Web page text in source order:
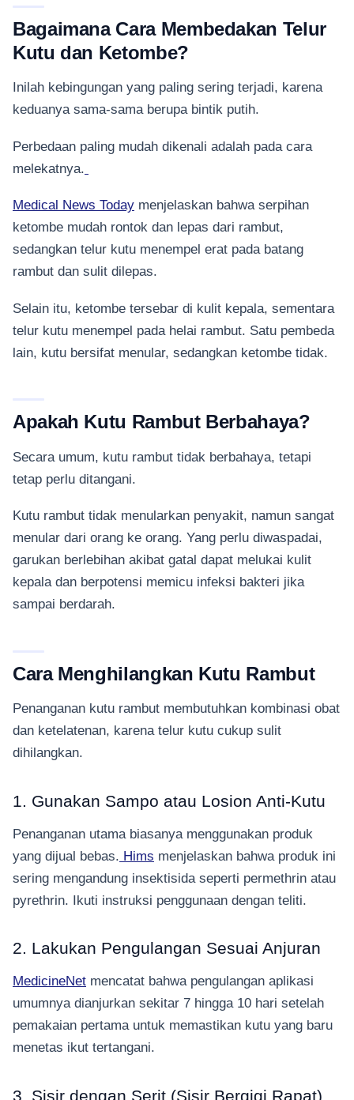
Bagaimana Cara Membedakan Telur
Kutu dan Ketombe?
Inilah kebingungan yang paling sering terjadi, karena
keduanya sama-sama berupa bintik putih.
Perbedaan paling mudah dikenali adalah pada cara
melekatnya.
Medical News Today menjelaskan bahwa serpihan
ketombe mudah rontok dan lepas dari rambut,
sedangkan telur kutu menempel erat pada batang
rambut dan sulit dilepas.
Selain itu, ketombe tersebar di kulit kepala, sementara
telur kutu menempel pada helai rambut. Satu pembeda
lain, kutu bersifat menular, sedangkan ketombe tidak.
Apakah Kutu Rambut Berbahaya?
Secara umum, kutu rambut tidak berbahaya, tetapi
tetap perlu ditangani.
Kutu rambut tidak menularkan penyakit, namun sangat
menular dari orang ke orang. Yang perlu diwaspadai,
garukan berlebihan akibat gatal dapat melukai kulit
kepala dan berpotensi memicu infeksi bakteri jika
sampai berdarah.
Cara Menghilangkan Kutu Rambut
Penanganan kutu rambut membutuhkan kombinasi obat
dan ketelatenan, karena telur kutu cukup sulit
dihilangkan.
1. Gunakan Sampo atau Losion Anti-Kutu
Penanganan utama biasanya menggunakan produk
yang dijual bebas. Hims menjelaskan bahwa produk ini
sering mengandung insektisida seperti permethrin atau
pyrethrin. Ikuti instruksi penggunaan dengan teliti.
2. Lakukan Pengulangan Sesuai Anjuran
MedicineNet mencatat bahwa pengulangan aplikasi
umumnya dianjurkan sekitar 7 hingga 10 hari setelah
pemakaian pertama untuk memastikan kutu yang baru
menetas ikut tertangani.
3. Sisir dengan Serit (Sisir Bergigi Rapat)